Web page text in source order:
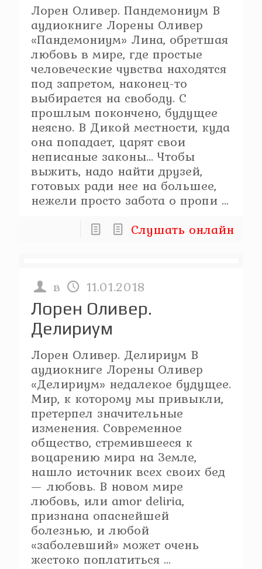
Лорен Оливер. Пандемониум В
аудиокниге Лорены Оливер
«Пандемониум» Лина, обретшая
любовь в мире, где простые
человеческие чувства находятся
под запретом, наконец-то
выбирается на свободу. С
прошлым покончено, будущее
неясно. В Дикой местности, куда
она попадает, царят свои
неписаные законы... Чтобы
выжить, надо найти друзей,
готовых ради нее на большее,
нежели просто забота о пропи ...
Слушать онлайн
в 11.01.2018
Лорен Оливер.
Делириум
Лорен Оливер. Делириум В
аудиокниге Лорены Оливер
«Делириум» недалекое будущее.
Мир, к которому мы привыкли,
претерпел значительные
изменения. Современное
общество, стремившееся к
воцарению мира на Земле,
нашло источник всех своих бед
— любовь. В новом мире
любовь, или amor deliria,
признана опаснейшей
болезнью, и любой
«заболевший» может очень
жестоко поплатиться ...